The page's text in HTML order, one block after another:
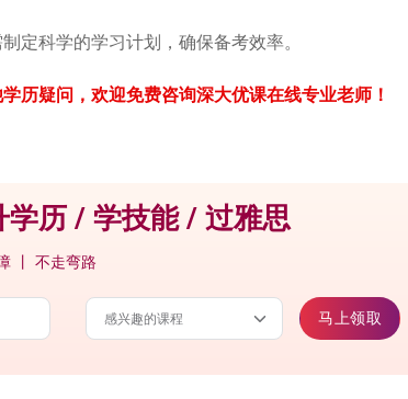
定科学的学习计划，确保备考效率。
历疑问，欢迎免费咨询深大优课在线专业老师！
历 / 学技能 / 过雅思
丨 不走弯路
马上领取